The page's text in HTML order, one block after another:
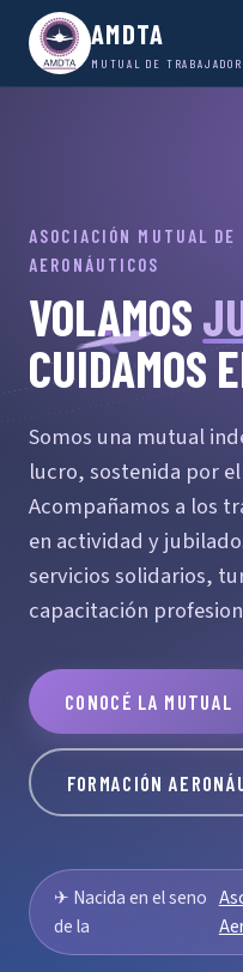
AMDTA
MUTUAL DE
ASOCIACIÓN MUTUAL DE
AERONÁUTICOS
VOLAMOS
CUIDAMOS
Somos una mutual
lucro, sostenida por
Acompañamos a los
en actividad y
servicios solidarios,
capacitación
CONOCÉ LA MUTUAL
FORMACIÓN
✈ Nacida en el seno
de la